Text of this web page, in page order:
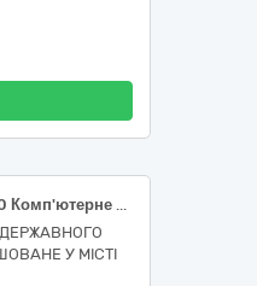
Пакети Фарадея (30230000-0 Комп'ютерне обладнання)
У МІСТІ